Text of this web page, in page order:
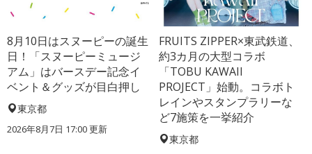
8月10日はスヌーピーの誕生
日！「スヌーピーミュージ
アム」はバースデー記念イ
ベント＆グッズが目白押し
東京都
2026年8月7日 17:00更新
FRUITS ZIPPER×東武鉄道、
約3カ月の大型コラボ
「TOBU KAWAII
PROJECT」始動。コラボト
レインやスタンプラリーな
ど7施策を一挙紹介
東京都